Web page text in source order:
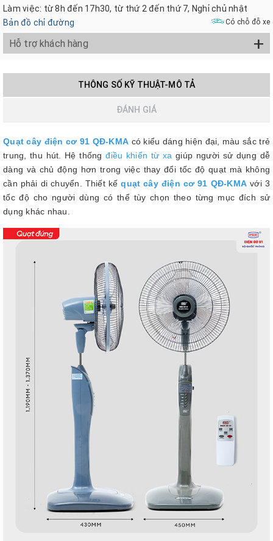
Làm việc: từ 8h đến 17h30, từ thứ 2 đến thứ 7, Nghỉ chủ nhật
Bản đồ chỉ đường
Có chỗ đỗ xe
Hỗ trợ khách hàng +
THÔNG SỐ KỸ THUẬT-MÔ TẢ
ĐÁNH GIÁ
Quạt cây điện cơ 91 QĐ-KMA có kiểu dáng hiện đại, màu sắc trẻ
trung, thu hút. Hệ thốngđiều khiển từ xa giúp người sử dụng dễ
dàng và chủ động hơn trong việc thay đổi tốc độ quạt mà không
cần phải di chuyển. Thiết kếquạt cây điện cơ 91 QĐ-KMA với 3
tốc độ cho người dùng có thể tùy chọn theo từng mục đích sử
dụng khác nhau.